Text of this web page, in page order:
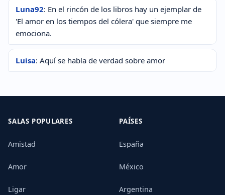
Luna92: En el rincón de los libros hay un ejemplar de
'El amor en los tiempos del cólera' que siempre me
emociona.
Luisa: Aquí se habla de verdad sobre amor
SALAS POPULARES
Amistad
Amor
Ligar
PAÍSES
España
México
Argentina